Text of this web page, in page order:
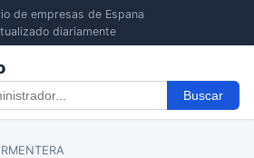
de empresas de Espana
diariamente
Buscar